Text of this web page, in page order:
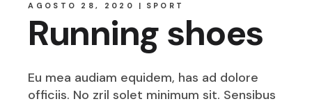
AGOSTO 28, 2020 SPORT
Running shoes
Eu mea audiam equidem, has ad dolore
officiis. No zril solet minimum sit. Sensibus